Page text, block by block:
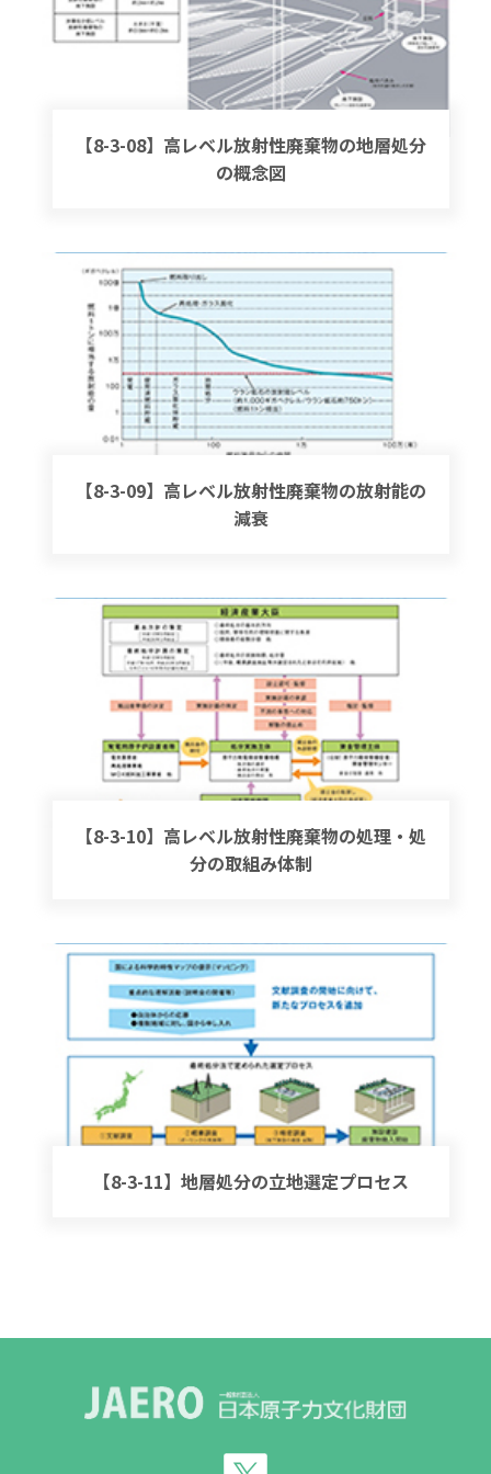
【8-3-08】高レベル放射性廃棄物の地層処分
の概念図
【8-3-09】高レベル放射性廃棄物の放射能の
減衰
【8-3-10】高レベル放射性廃棄物の処理・処
分の取組み体制
【8-3-11】地層処分の立地選定プロセス